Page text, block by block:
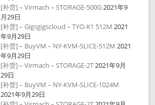
[补货] – Virmach – STORAGE-500G2021年9
月29日
[补货] – Gigsgigscloud – TYO-K1 512M 2021
年9月29日
[补货] – BuyVM – NY-KVM-SLICE-512M 2021
年9月29日
[补货] – Virmach – STORAGE-2T2021年9月
29日
[补货] – BuyVM – NY-KVM-SLICE-1024M
2021年9月29日